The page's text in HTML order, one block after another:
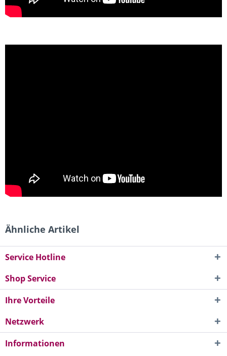
Ähnliche Artikel
Service Hotline
Shop Service
Ihre Vorteile
Netzwerk
Informationen